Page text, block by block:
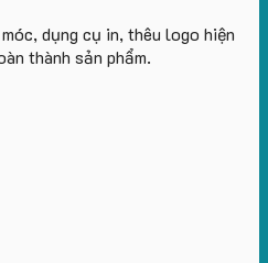
dụng cụ in, thêu logo hiện
thành sản phẩm.